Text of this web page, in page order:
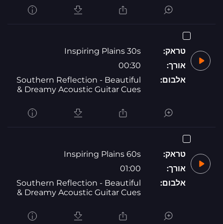
טראק:
Inspiring Plains 30s
אורך:
00:30
אלבום:
Southern Reflection - Beautiful
& Dreamy Acoustic Guitar Cues
טראק:
Inspiring Plains 60s
אורך:
01:00
אלבום:
Southern Reflection - Beautiful
& Dreamy Acoustic Guitar Cues